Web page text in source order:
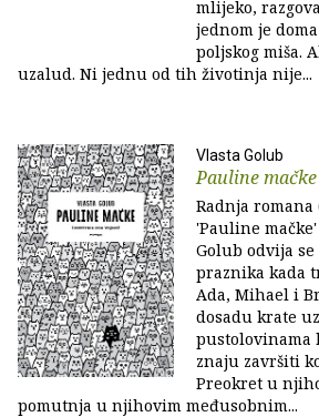
mlijeko,
jednom je
poljskog miša.
uzalud. Ni jednu od tih životinja nije...
Vlasta Golub
Pauline mačke
Radnja
'Pauline
Golub odvija
praznika kada
Ada, Mihael i
dosadu krate
pustolovinama
znaju završiti
Preokret u
pomutnja u njihovim međusobnim...